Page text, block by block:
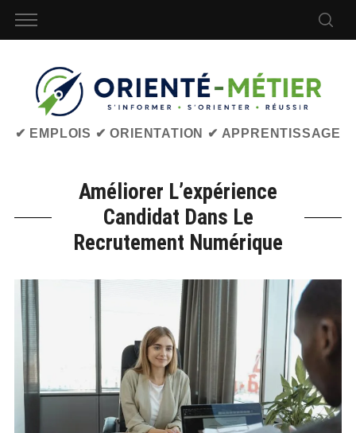
✔ EMPLOIS ✔ ORIENTATION ✔ APPRENTISSAGE
Améliorer L’expérience
Candidat Dans Le
Recrutement Numérique